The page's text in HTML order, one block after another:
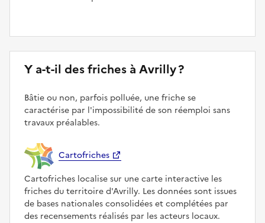
Y a-t-il des friches à Avrilly ?
Bâtie ou non, parfois polluée, une friche se
caractérise par l'impossibilité de son réemploi sans
travaux préalables.
Cartofriches
Cartofriches localise sur une carte interactive les
friches du territoire d'Avrilly. Les données sont issues
de bases nationales consolidées et complétées par
des recensements réalisés par les acteurs locaux.